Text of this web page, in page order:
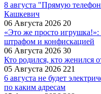
8 августа "Прямую
Кашкевич
06 Августа 2026 20
«Это же просто игрушка!»:
штрафом и конфискацией
06 Августа 2026 30
Кто родился, кто женился
05 Августа 2026 221
6 августа не будет
по каким адресам